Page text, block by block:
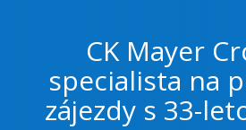
CK Mayer
specialista na
zájezdy s 33-